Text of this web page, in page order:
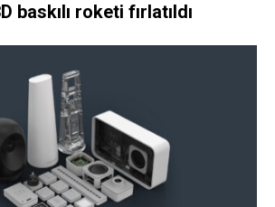
baskılı roketi fırlatıldı